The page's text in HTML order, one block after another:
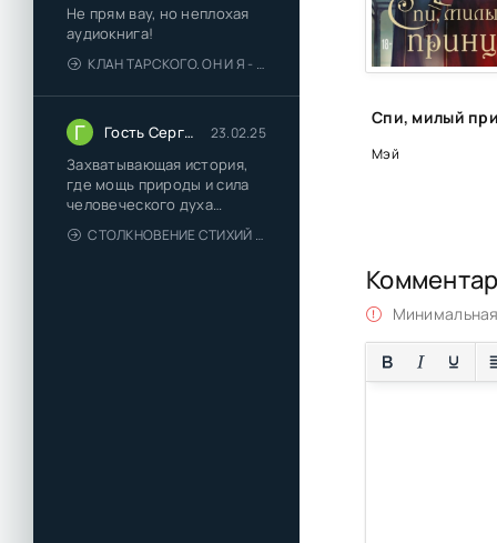
Не прям вау, но неплохая
аудиокнига!
КЛАН ТАРСКОГО. ОН И Я - ЕЛЕНА ТОДОРОВА (1)
Г Гость Сергей 23.02.25
Захватывающая история,
где мощь природы и сила
человеческого духа
сплетаются в напряжённый
и
СТОЛКНОВЕНИЕ СТИХИЙ - ВАЛЕРИЙ ГУМИНСКИЙ
30
31
Мэй